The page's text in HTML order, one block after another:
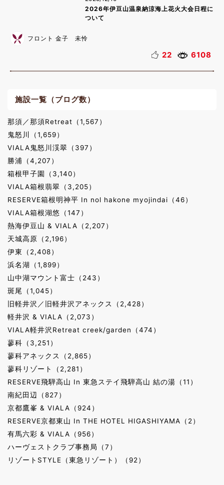
2026年伊豆山温泉納涼海上花火大会日程に
ついて
フロント 金子 未怜
22 6108
施設一覧（ブログ数）
那須／那須Retreat（1,567）
鬼怒川（1,659）
VIALA鬼怒川渓翠（397）
勝浦（4,207）
箱根甲子園（3,140）
VIALA箱根翡翠（3,205）
RESERVE箱根明神平 In nol hakone myojindai（46）
VIALA箱根湖悠（147）
熱海伊豆山 & VIALA（2,207）
天城高原（2,196）
伊東（2,408）
浜名湖（1,899）
山中湖マウント富士（243）
斑尾（1,045）
旧軽井沢／旧軽井沢アネックス（2,428）
軽井沢 & VIALA（2,073）
VIALA軽井沢Retreat creek/garden（474）
蓼科（3,251）
蓼科アネックス（2,865）
蓼科リゾート（2,281）
RESERVE飛騨高山 In 東急ステイ飛騨高山 結の湯（11）
南紀田辺（827）
京都鷹峯 & VIALA（924）
RESERVE京都東山 In THE HOTEL HIGASHIYAMA（2）
有馬六彩 & VIALA（956）
ハーヴェストクラブ事務局（7）
リゾートSTYLE（東急リゾート）（92）